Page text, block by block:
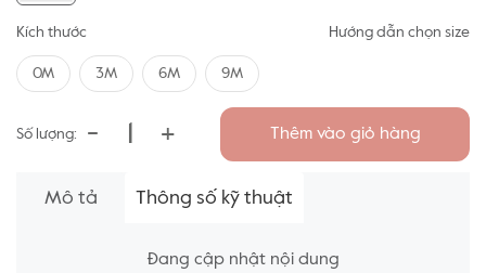
Kích thước Hướng dẫn chọn size
0M 3M 6M 9M
Số lượng: - + Thêm vào giỏ hàng
Mô tả Thông số kỹ thuật
Đang cập nhật nội dung